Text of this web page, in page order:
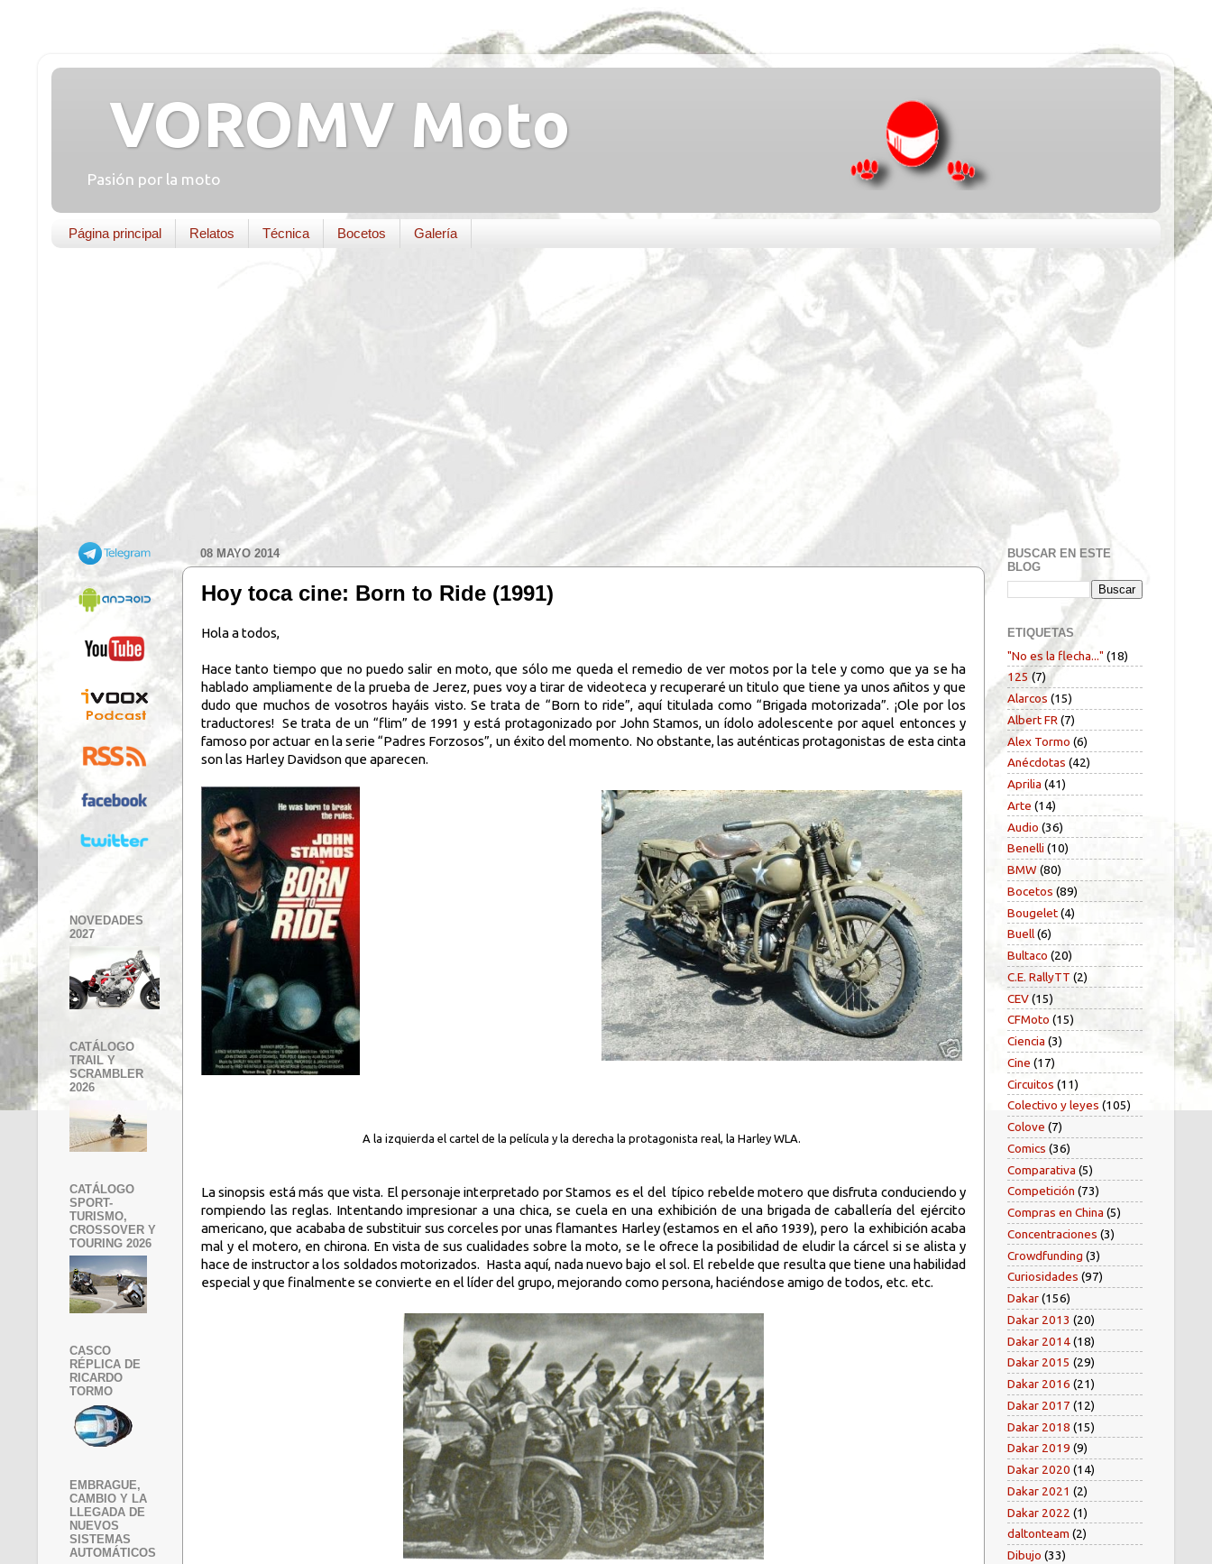
VOROMV Moto
Pasión por la moto
Página principal Relatos Técnica Bocetos Galería
08 MAYO 2014
Hoy toca cine: Born to Ride (1991)
Hola a todos,
Hace tanto tiempo que no puedo salir en moto, que sólo me queda el remedio de ver motos por la tele y como que ya se ha
hablado ampliamente de la prueba de Jerez, pues voy a tirar de videoteca y recuperaré un titulo que tiene ya unos añitos y que
dudo que muchos de vosotros hayáis visto. Se trata de “Born to ride”, aquí titulada como “Brigada motorizada”. ¡Ole por los
traductores! Se trata de un “flim” de 1991 y está protagonizado por John Stamos, un ídolo adolescente por aquel entonces y
famoso por actuar en la serie “Padres Forzosos”, un éxito del momento. No obstante, las auténticas protagonistas de esta cinta
son las Harley Davidson que aparecen.
A la izquierda el cartel de la película y la derecha la protagonista real, la Harley WLA.
La sinopsis está más que vista. El personaje interpretado por Stamos es el del típico rebelde motero que disfruta conduciendo y
rompiendo las reglas. Intentando impresionar a una chica, se cuela en una exhibición de una brigada de caballería del ejército
americano, que acababa de substituir sus corceles por unas flamantes Harley (estamos en el año 1939), pero la exhibición acaba
mal y el motero, en chirona. En vista de sus cualidades sobre la moto, se le ofrece la posibilidad de eludir la cárcel si se alista y
hace de instructor a los soldados motorizados. Hasta aquí, nada nuevo bajo el sol. El rebelde que resulta que tiene una habilidad
especial y que finalmente se convierte en el líder del grupo, mejorando como persona, haciéndose amigo de todos, etc. etc.
NOVEDADES
2027
CATÁLOGO
TRAIL Y
SCRAMBLER
2026
CATÁLOGO
SPORT-
TURISMO,
CROSSOVER Y
TOURING 2026
CASCO
RÉPLICA DE
RICARDO
TORMO
EMBRAGUE,
CAMBIO Y LA
LLEGADA DE
NUEVOS
SISTEMAS
AUTOMÁTICOS
BUSCAR EN ESTE
BLOG
ETIQUETAS
"No es la flecha..." (18)
125 (7)
Alarcos (15)
Albert FR (7)
Alex Tormo (6)
Anécdotas (42)
Aprilia (41)
Arte (14)
Audio (36)
Benelli (10)
BMW (80)
Bocetos (89)
Bougelet(4)
Buell(6)
Bultaco (20)
C.E. RallyTT (2)
CEV(15)
CFMoto (15)
Ciencia (3)
Cine (17)
Circuitos (11)
Colectivo y leyes (105)
Colove (7)
Comics (36)
Comparativa (5)
Competición (73)
Compras en China (5)
Concentraciones (3)
Crowdfunding (3)
Curiosidades (97)
Dakar(156)
Dakar 2013 (20)
Dakar 2014(18)
Dakar 2015 (29)
Dakar 2016 (21)
Dakar 2017 (12)
Dakar 2018 (15)
Dakar 2019 (9)
Dakar 2020 (14)
Dakar 2021 (2)
Dakar 2022 (1)
daltonteam (2)
Dibujo (33)